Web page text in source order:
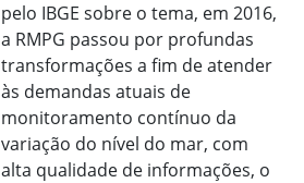
pelo IBGE sobre o tema, em 2016,
a RMPG passou por profundas
transformações a fim de atender
às demandas atuais de
monitoramento contínuo da
variação do nível do mar, com
alta qualidade de informações, o